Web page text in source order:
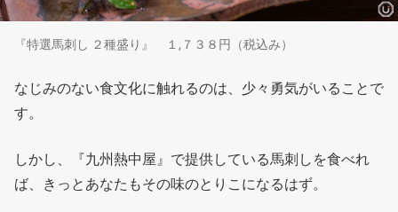
『特選馬刺し ２種盛り』 １,７３８円（税込み）
なじみのない食文化に触れるのは、少々勇気がいることで
す。
しかし、『九州熱中屋』で提供している馬刺しを食べれ
ば、きっとあなたもその味のとりこになるはず。